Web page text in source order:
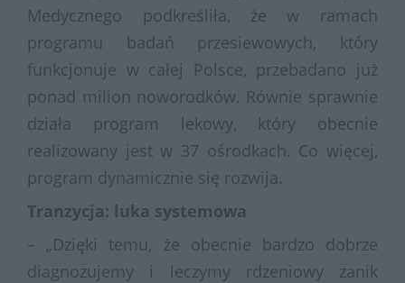
Medycznego podkreśliła, że w ramach
programu badań przesiewowych, który
funkcjonuje w całej Polsce, przebadano już
ponad milion noworodków. Równie sprawnie
działa program lekowy, który obecnie
realizowany jest w 37 ośrodkach. Co więcej,
program dynamicznie się rozwija.
Tranzycja: luka systemowa
– „Dzięki temu, że obecnie bardzo dobrze
diagnozujemy i leczymy rdzeniowy zanik